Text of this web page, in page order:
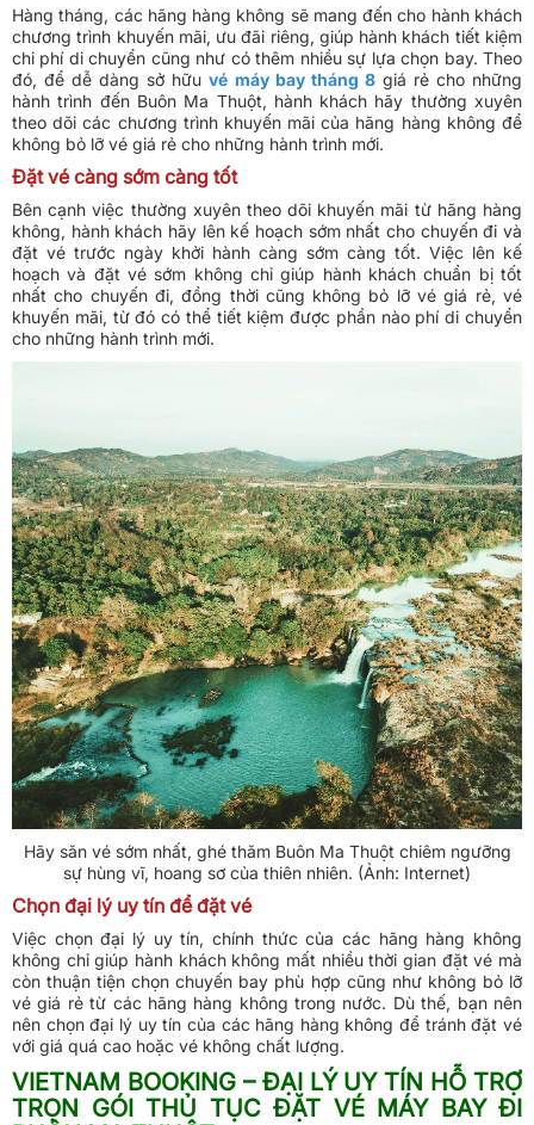
Hàng tháng, các hãng hàng không sẽ mang đến cho hành khách
chương trình khuyến mãi, ưu đãi riêng, giúp hành khách tiết kiệm
chi phí di chuyển cũng như có thêm nhiều sự lựa chọn bay. Theo
đó, để dễ dàng sở hữuvé máy bay tháng 8giá rẻ cho những
hành trình đến Buôn Ma Thuột, hành khách hãy thường xuyên
theo dõi các chương trình khuyến mãi của hãng hàng không để
không bỏ lỡ vé giá rẻ cho những hành trình mới.
Đặt vé càng sớm càng tốt
Bên cạnh việc thường xuyên theo dõi khuyến mãi từ hãng hàng
không, hành khách hãy lên kế hoạch sớm nhất cho chuyến đi và
đặt vé trước ngày khởi hành càng sớm càng tốt. Việc lên kế
hoạch và đặt vé sớm không chỉ giúp hành khách chuẩn bị tốt
nhất cho chuyến đi, đồng thời cũng không bỏ lỡ vé giá rẻ, vé
khuyến mãi, từ đó có thể tiết kiệm được phần nào phí di chuyển
cho những hành trình mới.
Hãy săn vé sớm nhất, ghé thăm Buôn Ma Thuột chiêm ngưỡng
sự hùng vĩ, hoang sơ của thiên nhiên. (Ảnh: Internet)
Chọn đại lý uy tín để đặt vé
Việc chọn đại lý uy tín, chính thức của các hãng hàng không
không chỉ giúp hành khách không mất nhiều thời gian đặt vé mà
còn thuận tiện chọn chuyến bay phù hợp cũng như không bỏ lỡ
vé giá rẻ từ các hãng hàng không trong nước. Dù thế, bạn nên
nên chọn đại lý uy tín của các hãng hàng không để tránh đặt vé
với giá quá cao hoặc vé không chất lượng.
VIETNAM BOOKING – ĐẠI LÝ UY TÍN HỖ TRỢ
TRỌN GÓI THỦ TỤC ĐẶT VÉ MÁY BAY ĐI